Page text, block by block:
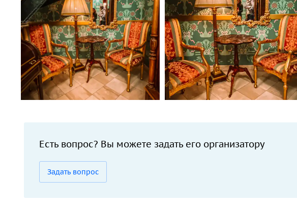
Есть вопрос? Вы можете задать его организатору
Задать вопрос